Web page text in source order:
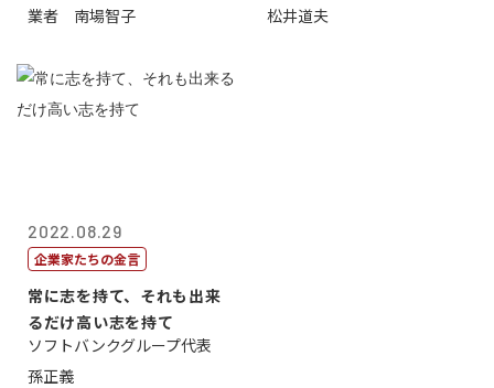
業者 南場智子
松井道夫
2022.08.29
企業家たちの金言
常に志を持て、それも出来
るだけ高い志を持て
ソフトバンクグループ代表
孫正義